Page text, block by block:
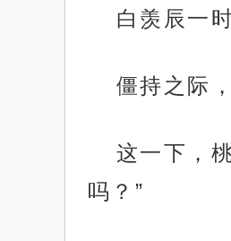
白羡辰一
僵持之际
这一下，
吗？”